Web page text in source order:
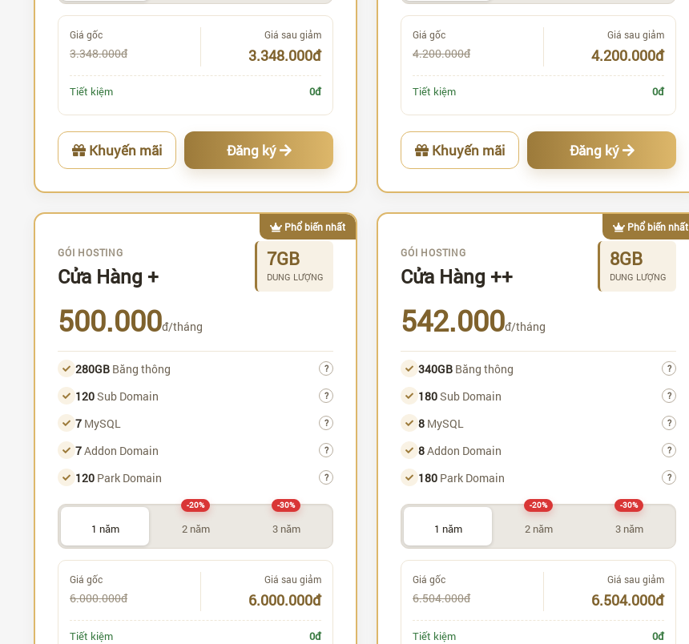
Giá gốc
3.348.000đ
Giá sau giảm
3.348.000đ
Tiết kiệm 0đ
Khuyến mãi Đăng ký
Giá gốc
4.200.000đ
Giá sau giảm
4.200.000đ
Tiết kiệm 0đ
Khuyến mãi Đăng ký
Phổ biến nhất
GÓI HOSTING
Cửa Hàng +
7GB
DUNG LƯỢNG
500.000đ/tháng
280GB Băng thông ?
120Sub Domain ?
7 MySQL ?
7Addon Domain ?
120 Park Domain ?
1 năm 2 năm
-20%
3 năm
-30%
Giá gốc
6.000.000đ
Giá sau giảm
6.000.000đ
Tiết kiệm 0đ
Phổ biến nhất
GÓI HOSTING
Cửa Hàng ++
8GB
DUNG LƯỢNG
542.000đ/tháng
340GB Băng thông ?
180Sub Domain ?
8 MySQL ?
8Addon Domain ?
180 Park Domain ?
1 năm 2 năm
-20%
3 năm
-30%
Giá gốc
6.504.000đ
Giá sau giảm
6.504.000đ
Tiết kiệm 0đ